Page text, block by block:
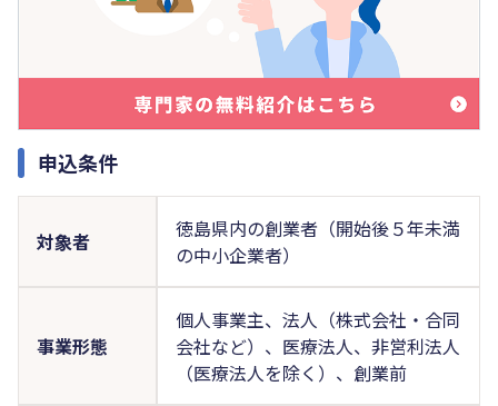
申込条件
対象者
徳島県内の創業者（開始後５年未満
の中小企業者）
事業形態
個人事業主、法人（株式会社・合同
会社など）、医療法人、非営利法人
（医療法人を除く）、創業前